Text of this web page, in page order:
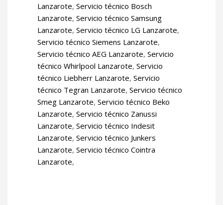
Lanzarote, Servicio técnico Bosch
Lanzarote, Servicio técnico Samsung
Lanzarote, Servicio técnico LG Lanzarote,
Servicio técnico Siemens Lanzarote,
Servicio técnico AEG Lanzarote, Servicio
técnico Whirlpool Lanzarote, Servicio
técnico Liebherr Lanzarote, Servicio
técnico Tegran Lanzarote, Servicio técnico
Smeg Lanzarote, Servicio técnico Beko
Lanzarote, Servicio técnico Zanussi
Lanzarote, Servicio técnico Indesit
Lanzarote, Servicio técnico Junkers
Lanzarote, Servicio técnico Cointra
Lanzarote,